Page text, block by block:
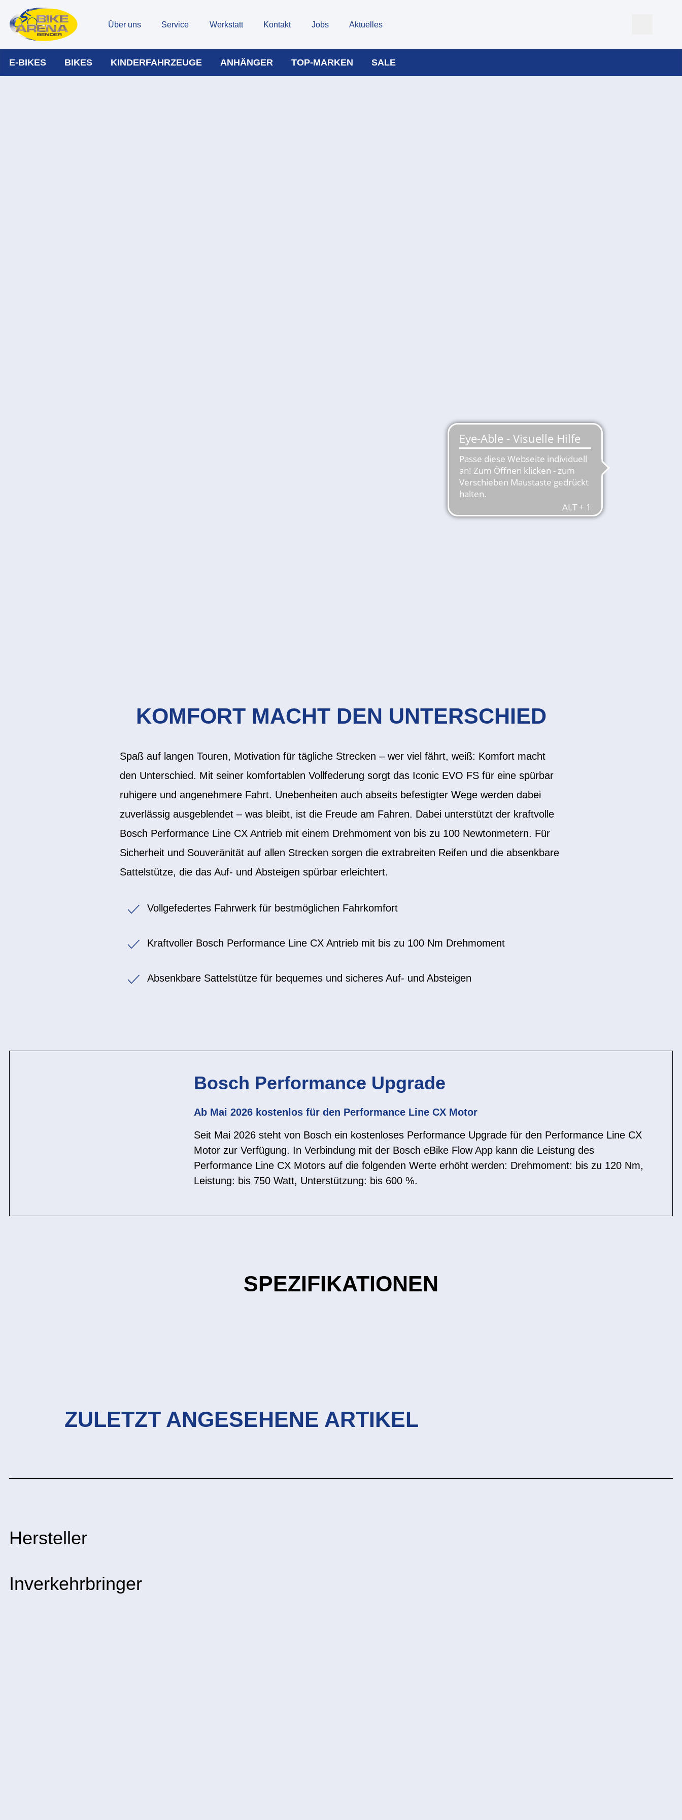
Über uns Service Werkstatt Kontakt Jobs Aktuelles
E-BIKES BIKES KINDERFAHRZEUGE ANHÄNGER TOP-MARKEN SALE
KOMFORT MACHT DEN UNTERSCHIED
Spaß auf langen Touren, Motivation für tägliche Strecken – wer viel fährt, weiß: Komfort macht
den Unterschied. Mit seiner komfortablen Vollfederung sorgt das Iconic EVO FS für eine spürbar
ruhigere und angenehmere Fahrt. Unebenheiten auch abseits befestigter Wege werden dabei
zuverlässig ausgeblendet – was bleibt, ist die Freude am Fahren. Dabei unterstützt der kraftvolle
Bosch Performance Line CX Antrieb mit einem Drehmoment von bis zu 100 Newtonmetern. Für
Sicherheit und Souveränität auf allen Strecken sorgen die extrabreiten Reifen und die absenkbare
Sattelstütze, die das Auf- und Absteigen spürbar erleichtert.
Vollgefedertes Fahrwerk für bestmöglichen Fahrkomfort
Kraftvoller Bosch Performance Line CX Antrieb mit bis zu 100 Nm Drehmoment
Absenkbare Sattelstütze für bequemes und sicheres Auf- und Absteigen
Bosch Performance Upgrade
Ab Mai 2026 kostenlos für den Performance Line CX Motor
Seit Mai 2026 steht von Bosch ein kostenloses Performance Upgrade für den Performance Line CX
Motor zur Verfügung. In Verbindung mit der Bosch eBike Flow App kann die Leistung des
Performance Line CX Motors auf die folgenden Werte erhöht werden: Drehmoment: bis zu 120 Nm,
Leistung: bis 750 Watt, Unterstützung: bis 600 %.
SPEZIFIKATIONEN
ZULETZT ANGESEHENE ARTIKEL
Hersteller
Inverkehrbringer